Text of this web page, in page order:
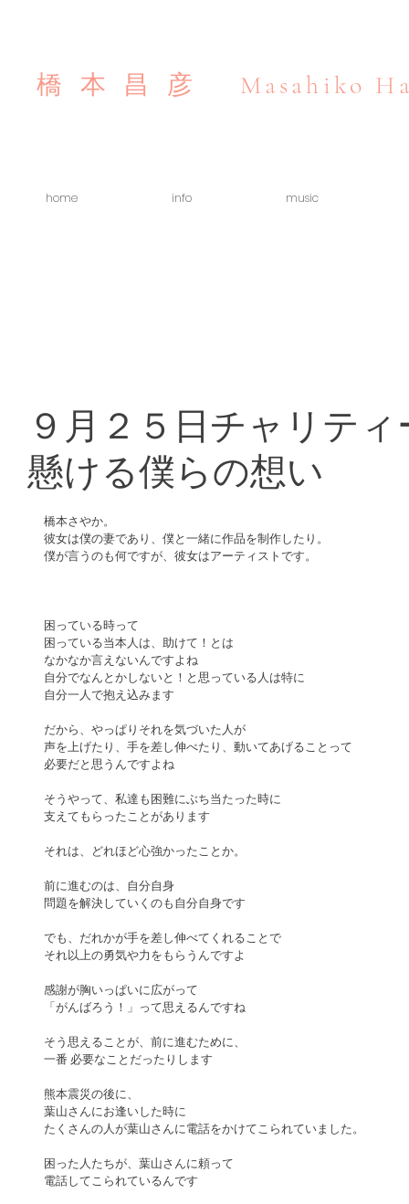
橋本昌彦 Masahiko
home info music
９月２５日チャリテ
懸ける僕らの想い
橋本さやか。
彼女は僕の妻であり、僕と一緒に作品を制作したり。
僕が言うのも何ですが、彼女はアーティストです。
困っている時って
困っている当本人は、助けて！とは
なかなか言えないんですよね
自分でなんとかしないと！と思っている人は特に
自分一人で抱え込みます
だから、やっぱりそれを気づいた人が
声を上げたり、手を差し伸べたり、動いてあげることって
必要だと思うんですよね
そうやって、私達も困難にぶち当たった時に
支えてもらったことがあります
それは、どれほど心強かったことか。
前に進むのは、自分自身
問題を解決していくのも自分自身です
でも、だれかが手を差し伸べてくれることで
それ以上の勇気や力をもらうんですよ
感謝が胸いっぱいに広がって
「がんばろう！」って思えるんですね
そう思えることが、前に進むために、
一番 必要なことだったりします
熊本震災の後に、
葉山さんにお逢いした時に
たくさんの人が葉山さんに電話をかけてこられていました。
困った人たちが、葉山さんに頼って
電話してこられているんです